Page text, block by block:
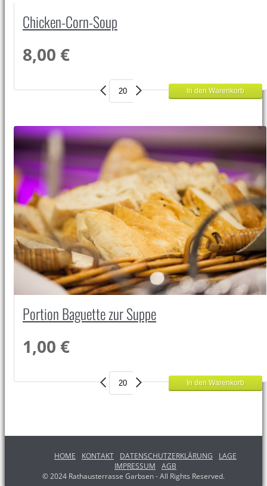
Chicken-Corn-Soup
8,00 €
Portion Baguette zur Suppe
1,00 €
HOME KONTAKT DATENSCHUTZERKLÄRUNG
LAGE
IMPRESSUM
AGB
© 2024 Rathausterrasse Garbsen - All Rights Reserved.